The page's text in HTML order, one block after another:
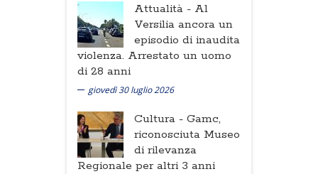
Attualità - Al
Versilia ancora un
episodio di inaudita
violenza. Arrestato un uomo
di 28 anni
giovedì 30 luglio 2026
Cultura - Gamc,
riconosciuta Museo
di rilevanza
Regionale per altri 3 anni